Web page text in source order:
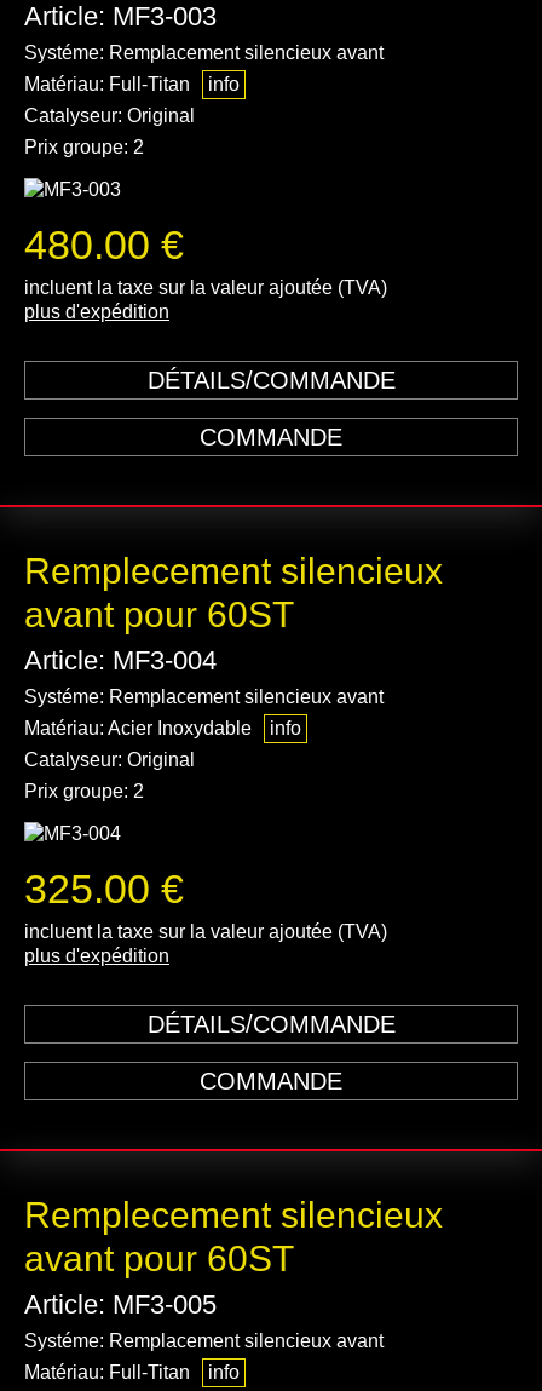
Article: MF3-003
Systéme: Remplacement silencieux avant
Matériau: Full-Titan
info
Catalyseur: Original
Prix groupe: 2
480.00 €
incluent la taxe sur la valeur ajoutée (TVA)
plus d'expédition
DÉTAILS/COMMANDE
COMMANDE
Remplecement silencieux
avant pour 60ST
Article: MF3-004
Systéme: Remplacement silencieux avant
Matériau: Acier Inoxydable
info
Catalyseur: Original
Prix groupe: 2
325.00 €
incluent la taxe sur la valeur ajoutée (TVA)
plus d'expédition
DÉTAILS/COMMANDE
COMMANDE
Remplecement silencieux
avant pour 60ST
Article: MF3-005
Systéme: Remplacement silencieux avant
Matériau: Full-Titan
info